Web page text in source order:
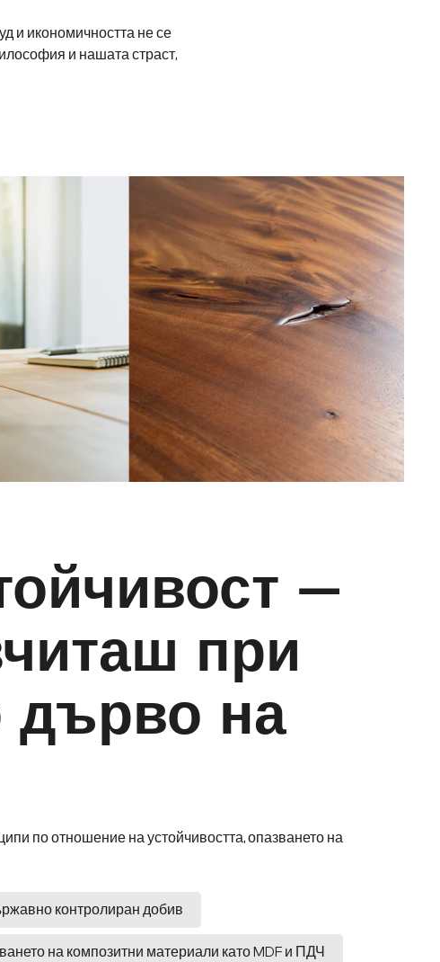
и икономичността не се
и нашата страст,
–
при
дърво на
по отношение на устойчивостта, опазването на
контролиран добив
на композитни материали като MDF и ПДЧ